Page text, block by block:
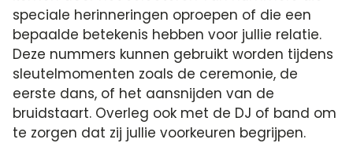
speciale herinneringen oproepen of die een
bepaalde betekenis hebben voor jullie relatie.
Deze nummers kunnen gebruikt worden tijdens
sleutelmomenten zoals de ceremonie, de
eerste dans, of het aansnijden van de
bruidstaart. Overleg ook met de DJ of band om
te zorgen dat zij jullie voorkeuren begrijpen.